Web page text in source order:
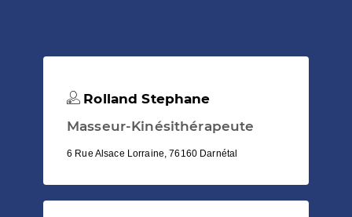
Rolland Stephane
Masseur-Kinésithérapeute
6 Rue Alsace Lorraine, 76160 Darnétal